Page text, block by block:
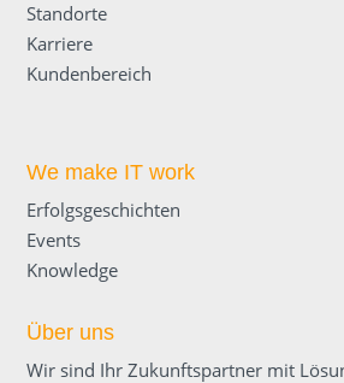
Standorte
Karriere
Kundenbereich
We make IT work
Erfolgsgeschichten
Events
Knowledge
Über uns
Wir sind Ihr Zukunftspartner mit